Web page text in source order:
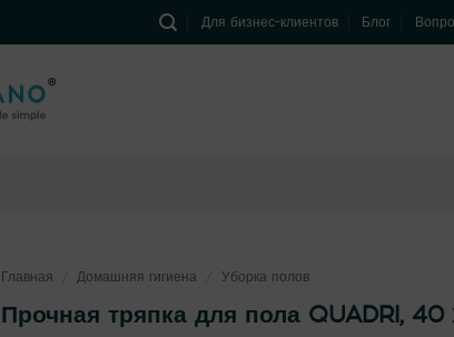
Для бизнес-клиентов Блог
Главная Домашняя гигиена Уборка полов
Прочная тряпка для пола QUADRI,